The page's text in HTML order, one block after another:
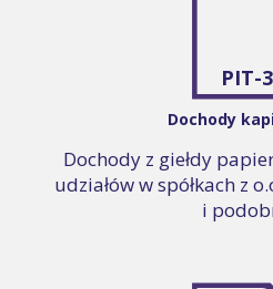
PIT-
Dochody
Dochody z giełdy
udziałów w spółkach z
i